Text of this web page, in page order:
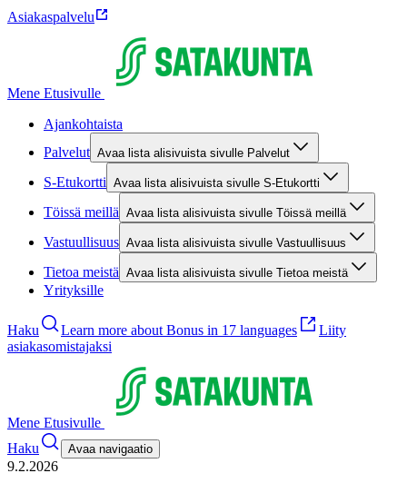
Asiakaspalvelu
Mene Etusivulle
Ajankohtaista
Palvelut Avaa lista alisivuista sivulle Palvelut
S-Etukortti Avaa lista alisivuista sivulle S-Etukortti
Töissä meillä Avaa lista alisivuista sivulle Töissä meillä
Vastuullisuus Avaa lista alisivuista sivulle Vastuullisuus
Tietoa meistä Avaa lista alisivuista sivulle Tietoa meistä
Yrityksille
Haku Learn more about Bonus in 17 languages
Liity
asiakasomistajaksi
Mene Etusivulle
Haku
Avaa navigaatio
9.2.2026